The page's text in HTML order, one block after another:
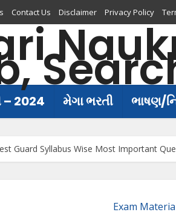
Contact Us Disclaimer Privacy Policy
– 2024 મેગા ભરતી ભાષણ/
Guard Syllabus Wise Most Important
Exam